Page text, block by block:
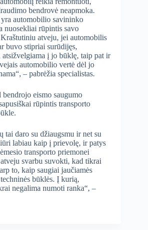
bendrovė neapmoka.
automobilio savininko
nuosekliai rūpintis savo
atveju, jei automobilis
buvo stipriai surūdijęs,
atsižvelgiama į jo būklę, taip pat ir
automobilio vertė dėl jo
– pabrėžia specialistas.
eismo saugumo
rūpintis transporto
tai daro su džiaugsmu ir net su
labiau kaip į prievolę, ir patys
transporto priemonei
svarbu suvokti, kad tikrai
to, kaip saugiai jaučiamės
būklės. Į kurią,
negalima numoti ranka“, –